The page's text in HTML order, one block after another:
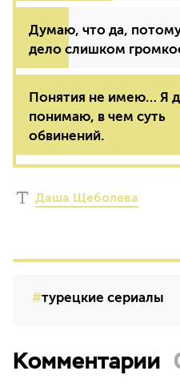
Думаю, что да,
дело слишком
Понятия не имею… Я
понимаю, в чем суть
обвинений.
Даша Щеболева
турецкие сериалы
Комментарии